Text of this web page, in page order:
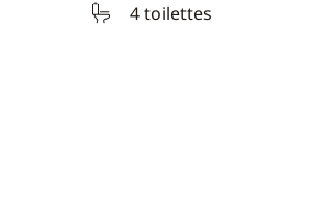
4 toilettes